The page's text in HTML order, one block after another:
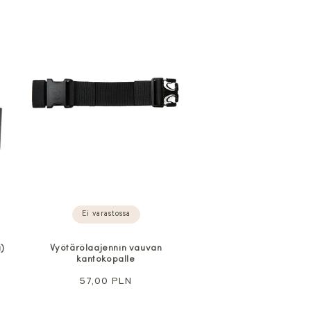
Ei varastossa
Vyötärölaajennin vauvan
kantokopalle
Normaali
57,00 PLN